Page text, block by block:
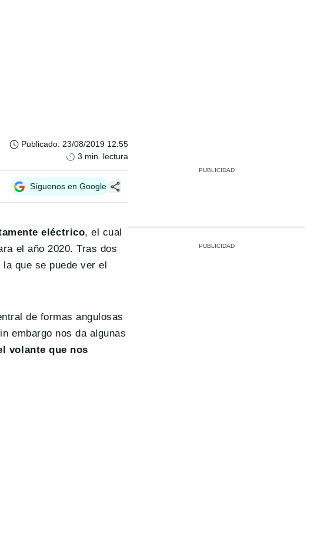
Publicado: 23/08/2019 12:55
3 min. lectura
Síguenos en Google
eléctrico, el cual
el año 2020. Tras dos
que se puede ver el
de formas angulosas
embargo nos da algunas
volante que nos